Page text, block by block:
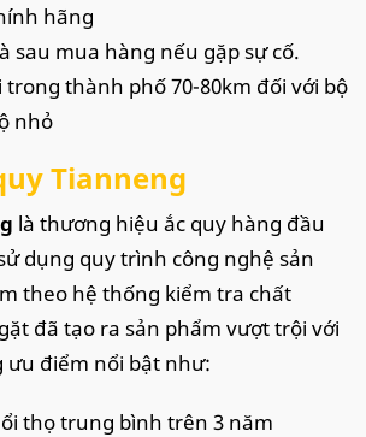
hãng
sau mua hàng nếu gặp sự cố.
thành phố 70-80km đối với bộ
nhỏ
Tianneng
là thương hiệu ắc quy hàng đầu
dụng quy trình công nghệ sản
theo hệ thống kiểm tra chất
đã tạo ra sản phẩm vượt trội với
điểm nổi bật như:
thọ trung bình trên 3 năm